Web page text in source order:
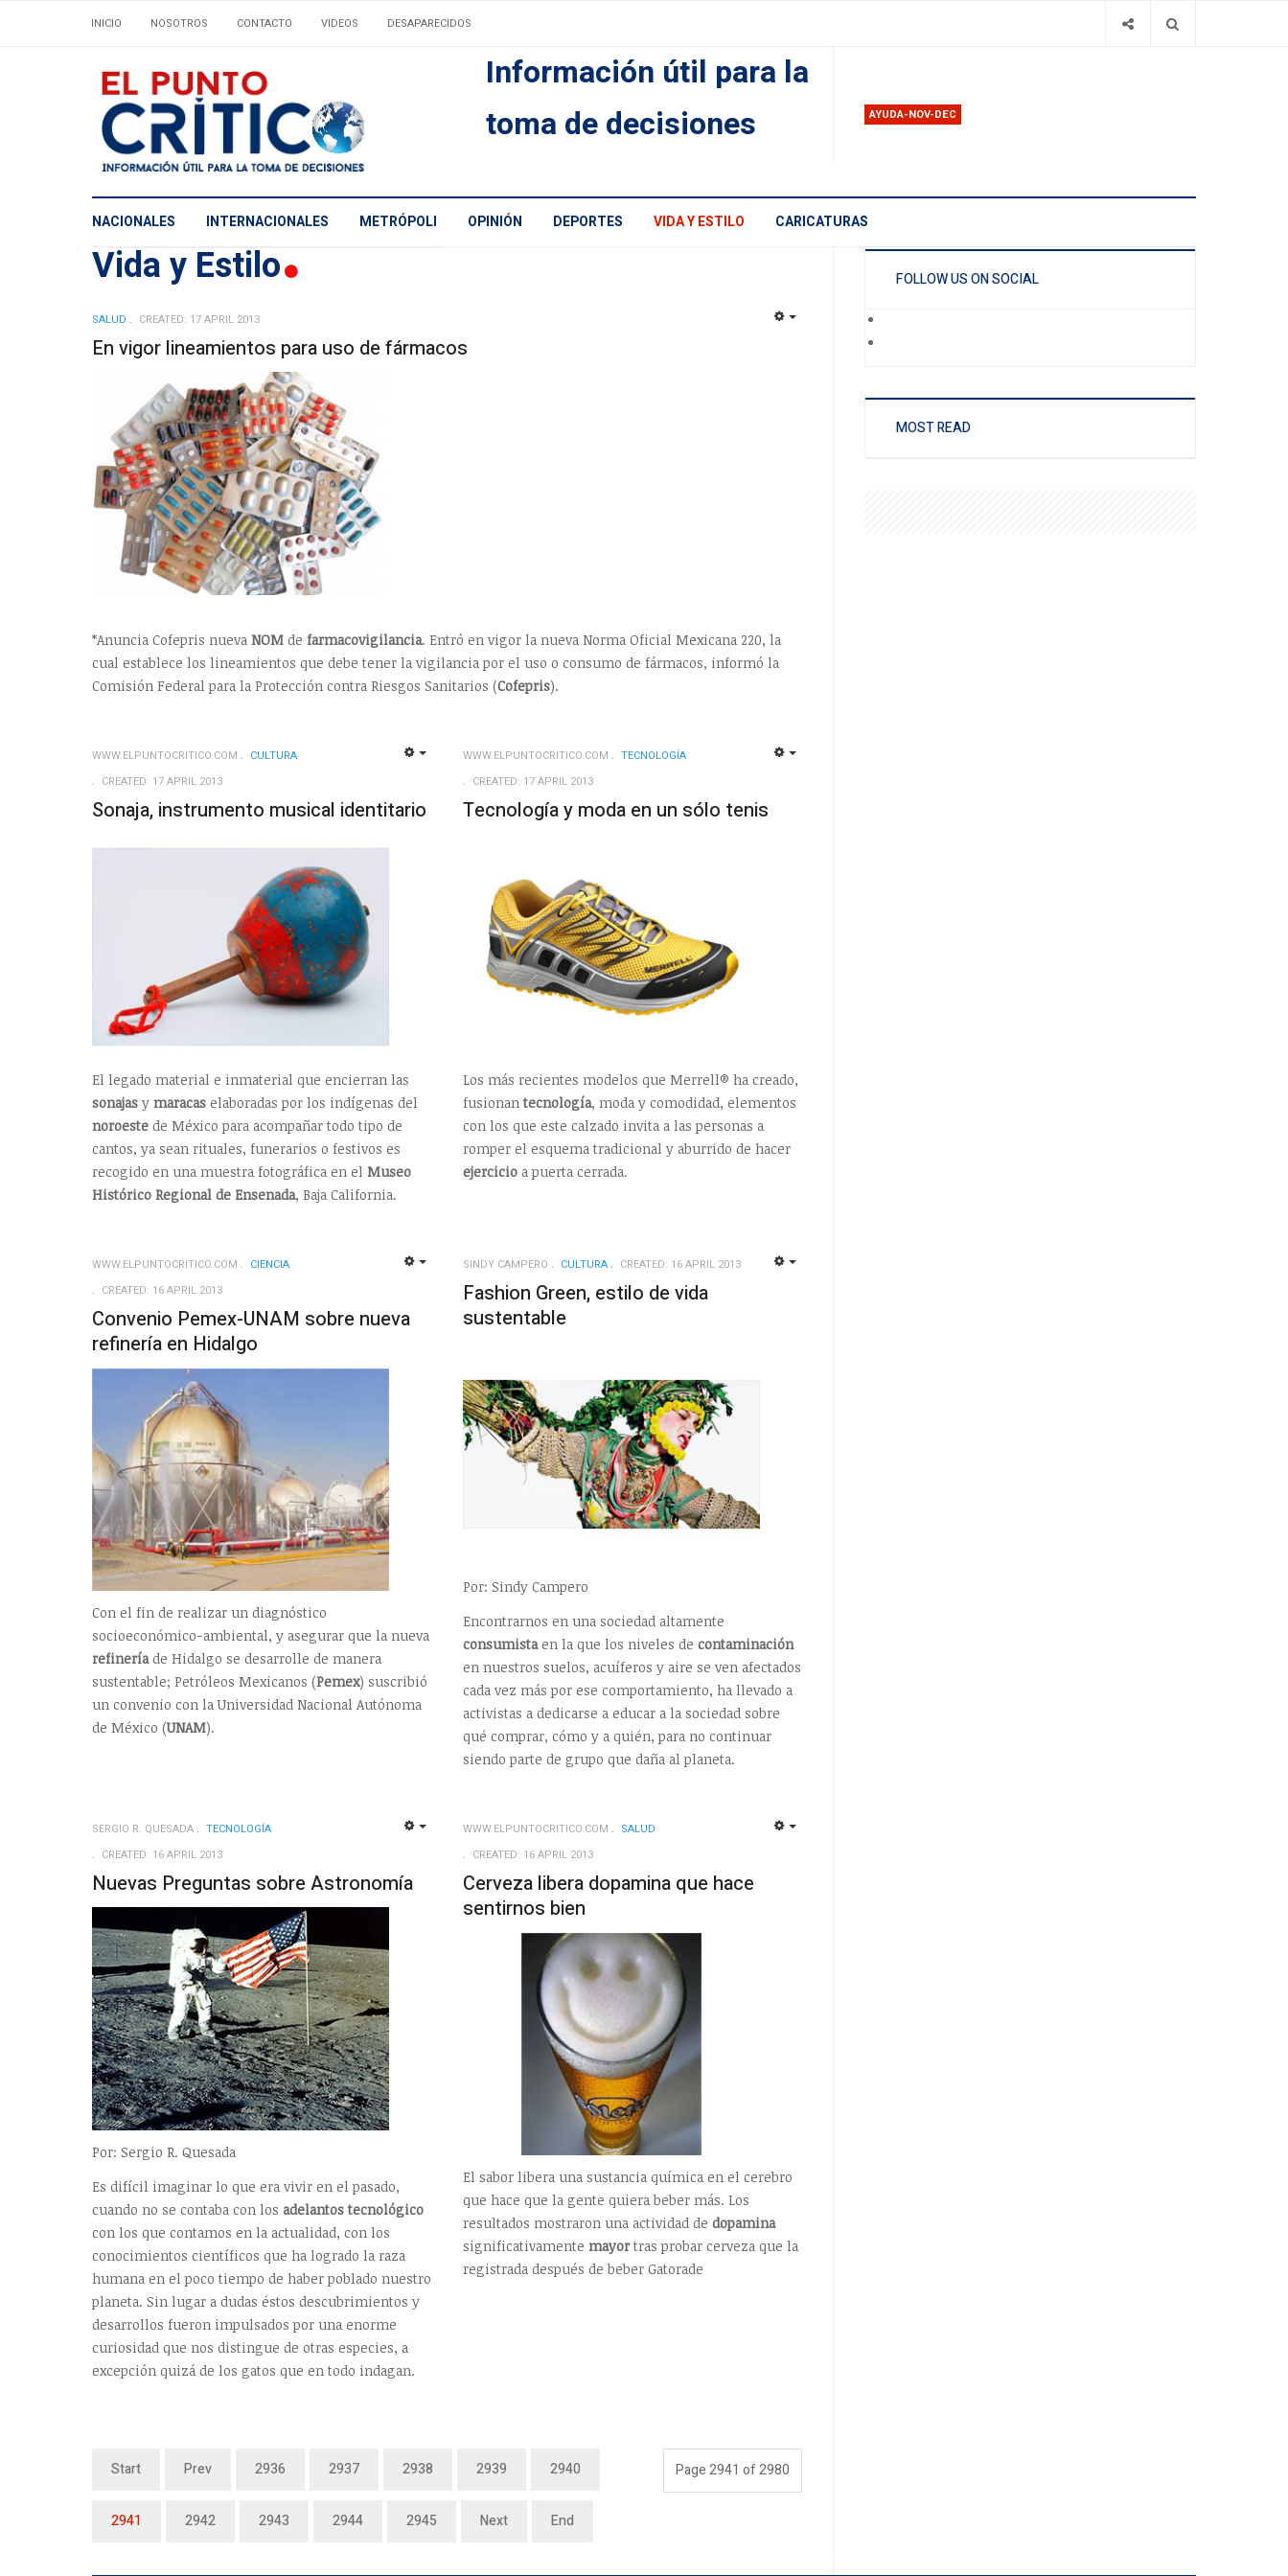
INICIO NOSOTROS CONTACTO VIDEOS DESAPARECIDOS
Información útil para la
toma de decisiones
AYUDA-NOV-DEC
NACIONALES INTERNACIONALES METRÓPOLI OPINIÓN DEPORTES VIDA Y ESTILO CARICATURAS
Vida y Estilo
SALUD CREATED: 17 APRIL 2013
En vigor lineamientos para uso de fármacos
*Anuncia Cofepris nueva NOM de farmacovigilancia. Entró en vigor la nueva Norma Oficial Mexicana 220, la
cual establece los lineamientos que debe tener la vigilancia por el uso o consumo de fármacos, informó la
Comisión Federal para la Protección contra Riesgos Sanitarios (Cofepris).
WWW.ELPUNTOCRITICO.COM
CULTURA
CREATED: 17 APRIL 2013
Sonaja, instrumento musical identitario
El legado material e inmaterial que encierran las
sonajas y maracas elaboradas por los indígenas del
noroeste de México para acompañar todo tipo de
cantos, ya sean rituales, funerarios o festivos es
recogido en una muestra fotográfica en el Museo
Histórico Regional de Ensenada, Baja California.
WWW.ELPUNTOCRITICO.COM
TECNOLOGÍ­A
CREATED: 17 APRIL 2013
Tecnología y moda en un sólo tenis
Los más recientes modelos que Merrell® ha creado,
fusionantecnología, moda y comodidad, elementos
con los que este calzado invita a las personas a
romper el esquema tradicional y aburrido de hacer
ejercicioa puerta cerrada.
WWW.ELPUNTOCRITICO.COM
CIENCIA
CREATED: 16 APRIL 2013
Convenio Pemex-UNAM sobre nueva
refinería en Hidalgo
Con el fin de realizar un diagnóstico
socioeconómico-ambiental, y asegurar que la nueva
refineríade Hidalgo se desarrolle de manera
sustentable; Petróleos Mexicanos (Pemex) suscribió
un convenio con la Universidad Nacional Autónoma
de México (UNAM).
SINDY CAMPERO CULTURA CREATED: 16 APRIL 2013
Fashion Green, estilo de vida
sustentable
Por: Sindy Campero
Encontrarnos en una sociedad altamente
consumistaen la que los niveles de contaminación
en nuestros suelos, acuíferos y aire se ven afectados
cada vez más por ese comportamiento, ha llevado a
activistas a dedicarse a educar a la sociedad sobre
qué comprar, cómo y a quién, para no continuar
siendo parte de grupo que daña al planeta.
SERGIO R. QUESADA
TECNOLOGÍ­A
CREATED: 16 APRIL 2013
Nuevas Preguntas sobre Astronomía
Por: Sergio R. Quesada
Es difícil imaginar lo que era vivir en el pasado,
cuando no se contaba con los adelantos tecnológico
con los que contamos en la actualidad, con los
conocimientos científicos que ha logrado la raza
humana en el poco tiempo de haber poblado nuestro
planeta. Sin lugar a dudas éstos descubrimientos y
desarrollos fueron impulsados por una enorme
curiosidad que nos distingue de otras especies, a
excepción quizá de los gatos que en todo indagan.
WWW.ELPUNTOCRITICO.COM
SALUD
CREATED: 16 APRIL 2013
Cerveza libera dopamina que hace
sentirnos bien
El sabor libera una sustancia química en el cerebro
que hace que la gente quiera beber más. Los
resultados mostraron una actividad de dopamina
significativamente mayortras probar cerveza que la
registrada después de beber Gatorade
Page 2941 of 2980
Start Prev 2936 2937 2938 2939 2940
2941 2942 2943 2944 2945 Next End
FOLLOW US ON SOCIAL
MOST READ